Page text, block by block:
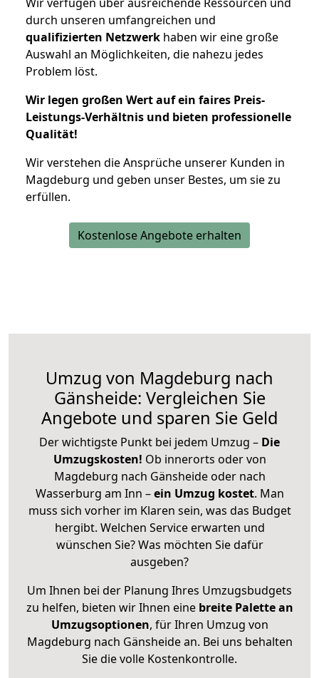
durch unseren umfangreichen und
qualifizierten Netzwerk haben wir eine große
Auswahl an Möglichkeiten, die nahezu jedes
Problem löst.
Wir legen großen Wert auf ein faires Preis-
Leistungs-Verhältnis und bieten professionelle
Qualität!
Wir verstehen die Ansprüche unserer Kunden in
Magdeburg und geben unser Bestes, um sie zu
erfüllen.
Kostenlose Angebote erhalten
Umzug von Magdeburg nach
Gänsheide: Vergleichen Sie
Angebote und sparen Sie Geld
Der wichtigste Punkt bei jedem Umzug – Die
Umzugskosten! Ob innerorts oder von
Magdeburg nach Gänsheide oder nach
Wasserburg am Inn –ein Umzug kostet. Man
muss sich vorher im Klaren sein, was das Budget
hergibt. Welchen Service erwarten und
wünschen Sie? Was möchten Sie dafür
ausgeben?
Um Ihnen bei der Planung Ihres Umzugsbudgets
zu helfen, bieten wir Ihnen eine breite Palette an
Umzugsoptionen, für Ihren Umzug von
Magdeburg nach Gänsheide an. Bei uns behalten
Sie die volle Kostenkontrolle.